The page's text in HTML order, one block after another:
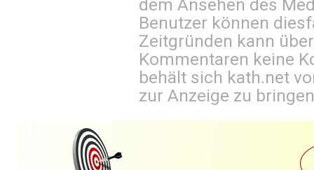
dem Ansehen des
Benutzer können
Zeitgründen kann
Kommentaren keine
behält sich kath.net
zur Anzeige zu